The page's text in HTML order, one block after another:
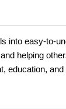
easy-to-
helping
education,